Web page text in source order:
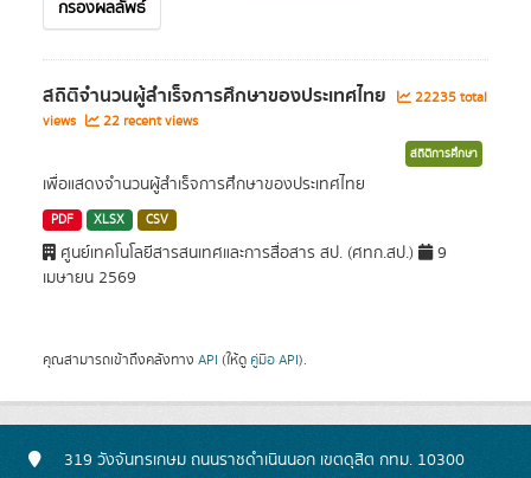
กรองผลลัพธ์
สถิติจำนวนผู้สำเร็จการศึกษาของประเทศไทย
22235 total
views
22 recent views
สถิติการศึกษา
เพื่อแสดงจำนวนผู้สำเร็จการศึกษาของประเทศไทย
PDF XLSX CSV
ศูนย์เทคโนโลยีสารสนเทศและการสื่อสาร สป. (ศทก.สป.)
9
เมษายน 2569
คุณสามารถเข้าถึงคลังทาง API (ให้ดู คู่มือ API).
319 วังจันทรเกษม ถนนราชดำเนินนอก เขตดุสิต กทม. 10300